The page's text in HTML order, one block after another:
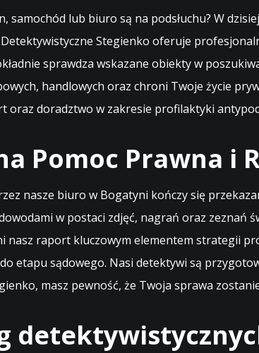
samochód lub biuro są na podsłuchu? W
Stegienko oferuje
sprawdza wskazane obiekty w
handlowych oraz chroni Twoje życie
oraz doradztwo w zakresie profilaktyki
Pomoc Prawna i
nasze biuro w Bogatyni kończy się
w postaci zdjęć, nagrań oraz zeznań
nasz raport kluczowym elementem strategii
etapu sądowego. Nasi detektywi są
masz pewność, że Twoja sprawa